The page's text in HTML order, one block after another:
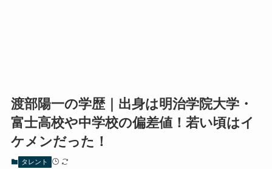
渡部陽一の学歴｜出身は明治学院大学・
富士高校や中学校の偏差値！若い頃はイ
ケメンだった！
タレント